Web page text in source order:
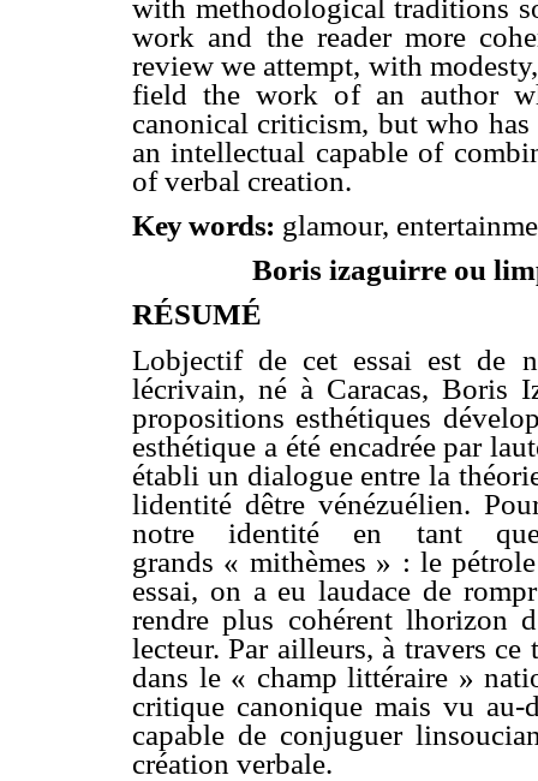
with methodological traditions
work and the reader more
review we attempt, with
field the work of an author
canonical criticism, but who
an intellectual capable of
of verbal creation.
Key words: glamour,
Boris izaguirre ou
RÉSUMÉ
Lobjectif de cet essai est de
lécrivain, né à Caracas, Boris
propositions esthétiques
esthétique a été encadrée par
établi un dialogue entre la
lidentité dêtre vénézuélien.
notre identité en tant
grands « mithèmes » : le
essai, on a eu laudace de
rendre plus cohérent lhorizon
lecteur. Par ailleurs, à travers
dans le « champ littéraire »
critique canonique mais vu au-
capable de conjuguer
création verbale.